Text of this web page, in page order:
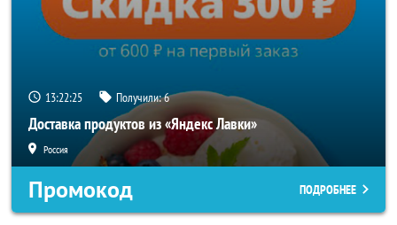
13:22:25 Получили:6
Доставка продуктов из «Яндекс Лавки»
Россия
Промокод ПОДРОБНЕЕ